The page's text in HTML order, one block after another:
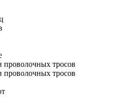
тросов
тросов